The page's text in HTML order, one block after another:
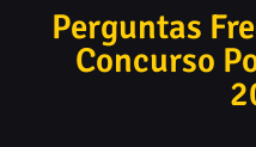
Perguntas
Concurso